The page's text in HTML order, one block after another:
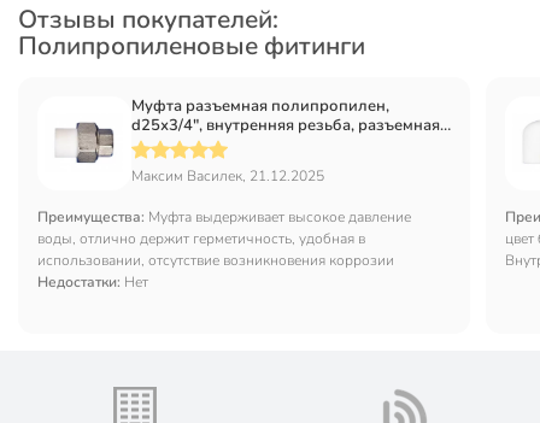
Отзывы покупателей:
Полипропиленовые фитинги
Муфта разъемная полипропилен,
d25х3/4", внутренняя резьба, разъемная
PPRC, MeerPlast
Максим Василек, 21.12.2025
Преимущества: Муфта выдерживает высокое давление
воды, отлично держит герметичность, удобная в
использовании, отсутствие возникновения коррозии
Недостатки: Нет